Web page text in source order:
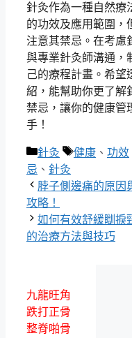
針灸作為一種自然療
的功效及應用範圍，
注意其禁忌。在考慮
與專業針灸師溝通，
己的療程計畫。希望
紹，能幫助你更了解
禁忌，讓你的健康管
手！
分
類
針灸
標
健康 、 功效
忌 、 針灸
脖子側邊痛的原因
攻略！
如何有效舒緩瞓捩
的治療方法與技巧
九龍旺角
跌打正骨
整脊啪骨